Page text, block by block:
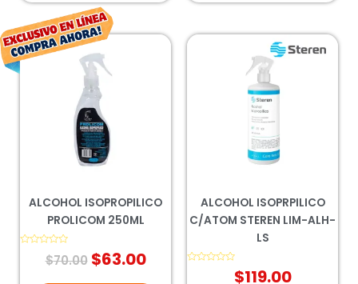
ALCOHOL ISOPROPILICO
PROLICOM 250ML
Valorado$70.00
El
precio
original
era:
$70.00.
$63.00
ALCOHOL ISOPRPILICO
C/ATOM STEREN LIM-ALH-
LS
$119.00